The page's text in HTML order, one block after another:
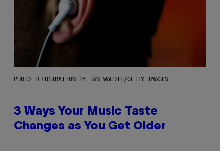
PHOTO ILLUSTRATION BY IAN WALDIE/GETTY IMAGES
3 Ways Your Music Taste
Changes as You Get Older